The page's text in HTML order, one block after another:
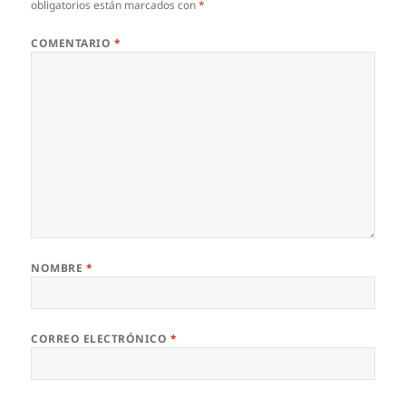
obligatorios están marcados con*
COMENTARIO *
NOMBRE *
CORREO ELECTRÓNICO *